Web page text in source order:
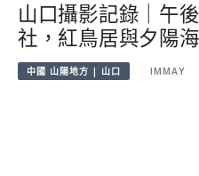
山口攝影記錄｜午
社，紅鳥居與夕陽
中國 山陽地方 | 山口 IMMAY